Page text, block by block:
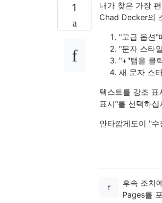
1
내가 찾은 가장
Chad Decker의
"고급 옵션"
"문자 스타
"+"탭을 클
새 문자 스
텍스트를 강조
표시"를 선택하십
안타깝게도이 "
후속 조치
Pages를